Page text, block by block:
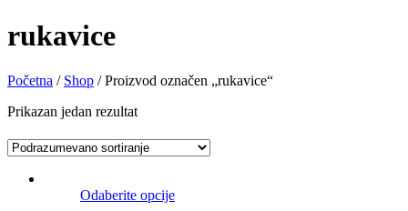
rukavice
Početna / Shop / Proizvod označen „rukavice“
Prikazan jedan rezultat
Odaberite opcije